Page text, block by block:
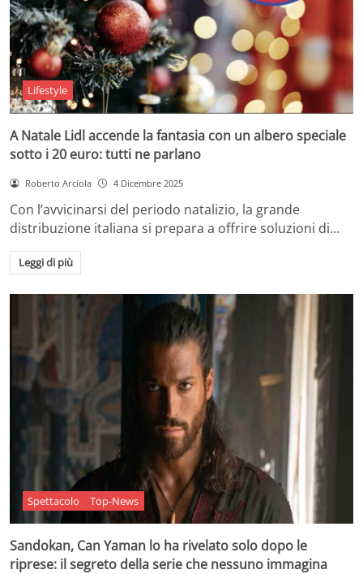
Lifestyle
A Natale Lidl accende la fantasia con un albero speciale
sotto i 20 euro: tutti ne parlano
Roberto Arciola 4 Dicembre 2025
Con l’avvicinarsi del periodo natalizio, la grande
distribuzione italiana si prepara a offrire soluzioni di…
Leggi di più
Spettacolo Top-News
Sandokan, Can Yaman lo ha rivelato solo dopo le
riprese: il segreto della serie che nessuno immagina